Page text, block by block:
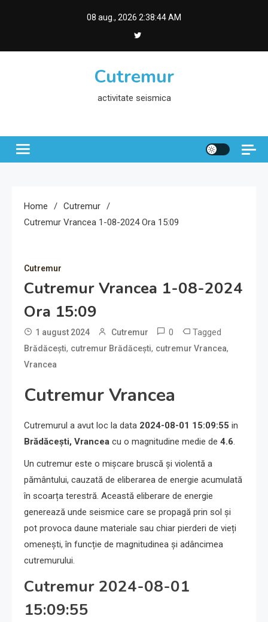
08 aug., 2026 2:38:45 AM
Cutremur
activitate seismica
Home
Cutremur
Cutremur Vrancea 1-08-2024 Ora 15:09
Cutremur
Cutremur Vrancea 1-08-2024
Ora 15:09
1 august 2024 Cutremur 0 Tagged
Brădăcești, cutremur Brădăcești, cutremur Vrancea,
Vrancea
Cutremur Vrancea
Cutremurul a avut loc la data 2024-08-01 15:09:55 in
Brădăcești, Vrancea cu o magnitudine medie de 4.6.
Un cutremur este o mișcare bruscă și violentă a
pământului, cauzată de eliberarea de energie acumulată
în scoarța terestră. Această eliberare de energie
generează unde seismice care se propagă prin sol și
pot provoca daune materiale sau chiar pierderi de vieți
omenești, în funcție de magnitudinea și adâncimea
cutremurului.
Cutremur 2024-08-01
15:09:55